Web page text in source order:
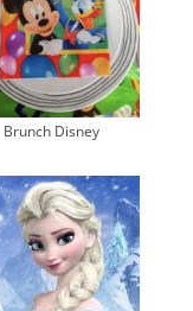
Brunch Disney